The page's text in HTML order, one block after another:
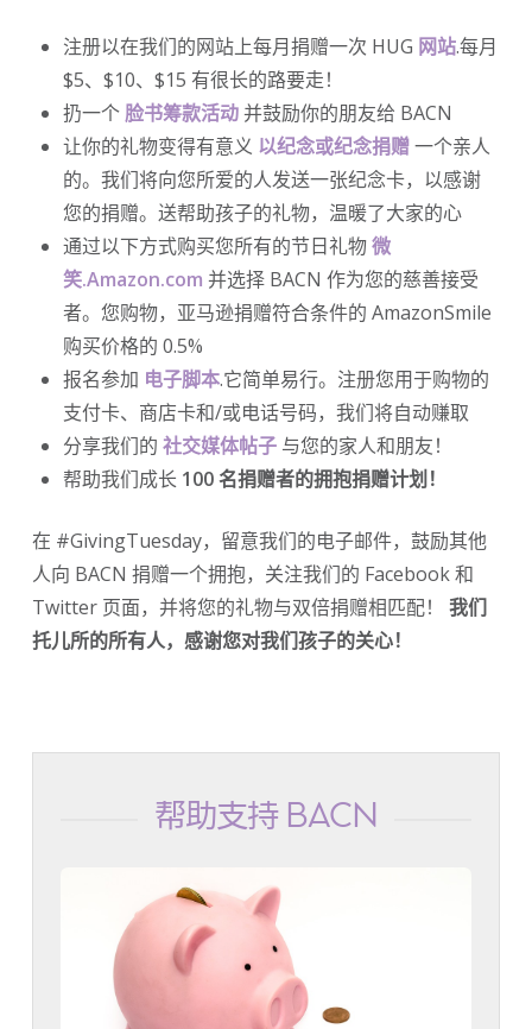
注册以在我们的网站上每月捐赠一次 HUG 网站.每月
$5、$10、$15 有很长的路要走！
扔一个 脸书筹款活动并鼓励你的朋友给 BACN
让你的礼物变得有意义 以纪念或纪念捐赠一个亲人
的。我们将向您所爱的人发送一张纪念卡，以感谢
您的捐赠。送帮助孩子的礼物，温暖了大家的心
通过以下方式购买您所有的节日礼物微
笑.Amazon.com 并选择 BACN 作为您的慈善接受
者。您购物，亚马逊捐赠符合条件的 AmazonSmile
购买价格的 0.5%
报名参加 电子脚本.它简单易行。注册您用于购物的
支付卡、商店卡和/或电话号码，我们将自动赚取
分享我们的社交媒体帖子 与您的家人和朋友！
帮助我们成长 100 名捐赠者的拥抱捐赠计划！
在 #GivingTuesday，留意我们的电子邮件，鼓励其他
人向 BACN 捐赠一个拥抱，关注我们的 Facebook 和
Twitter 页面，并将您的礼物与双倍捐赠相匹配！ 我们
托儿所的所有人，感谢您对我们孩子的关心！
帮助支持 BACN